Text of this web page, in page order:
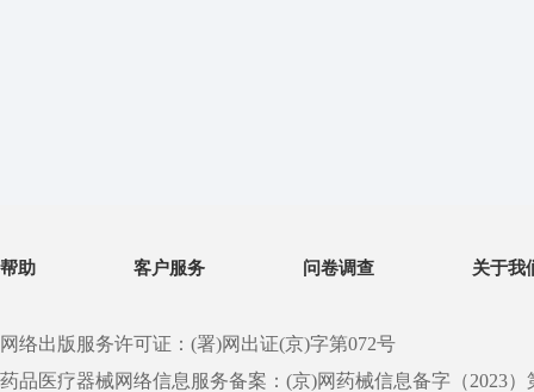
帮助 客户服务 问卷调查 关于我
网络出版服务许可证：(署)网出证(京)字第072号
药品医疗器械网络信息服务备案：(京)网药械信息备字（2023）